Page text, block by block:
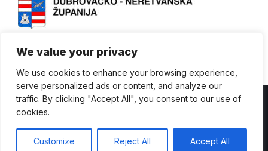
We value your privacy
We use cookies to enhance your browsing experience,
serve personalized ads or content, and analyze our
traffic. By clicking "Accept All", you consent to our use of
cookies.
Customize Reject All Accept All
© Dubrovačko-neretvanska županija - 2023. - Sva prava
pridržana